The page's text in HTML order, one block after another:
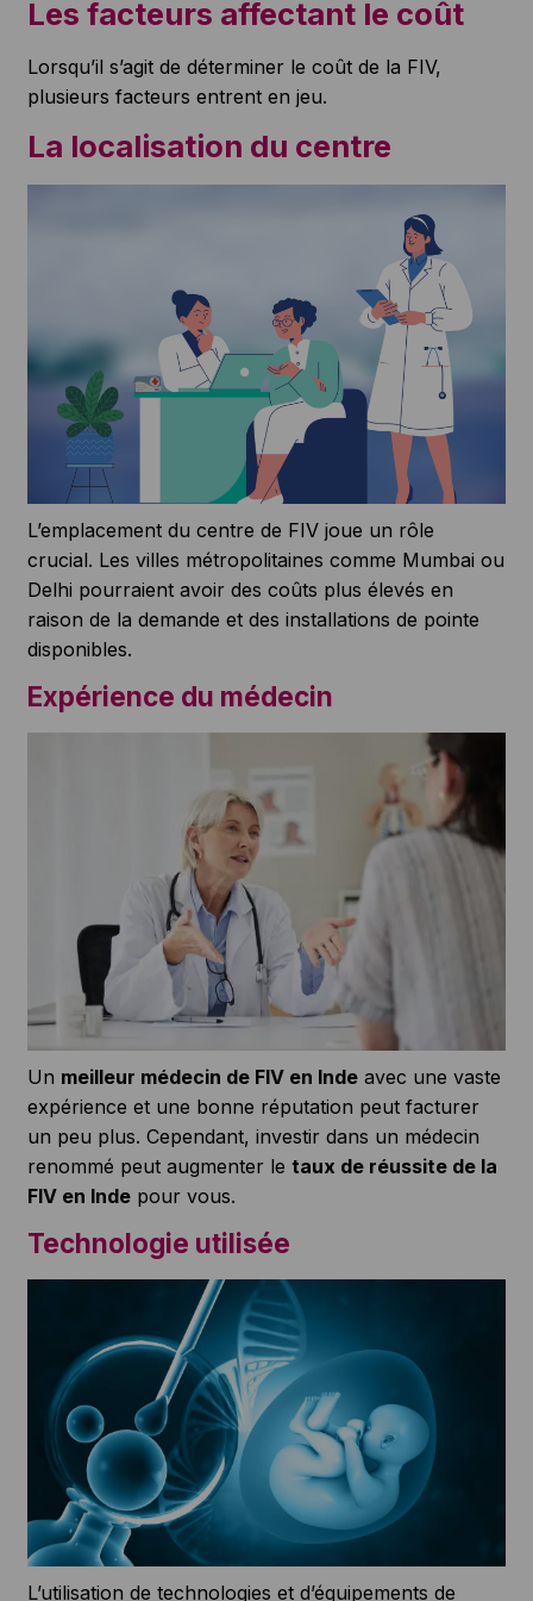
Les facteurs affectant le coût
Lorsqu’il s’agit de déterminer le coût de la FIV,
plusieurs facteurs entrent en jeu.
La localisation du centre
L’emplacement du centre de FIV joue un rôle
crucial. Les villes métropolitaines comme Mumbai ou
Delhi pourraient avoir des coûts plus élevés en
raison de la demande et des installations de pointe
disponibles.
Expérience du médecin
Un meilleur médecin de FIV en Inde avec une vaste
expérience et une bonne réputation peut facturer
un peu plus. Cependant, investir dans un médecin
renommé peut augmenter letaux de réussite de la
FIV en Inde pour vous.
Technologie utilisée
L’utilisation de technologies et d’équipements de